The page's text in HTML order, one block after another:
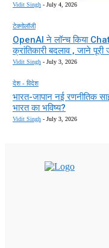
Vidit Singh - July 4, 2026
टेक्नोलॉजी
OpenAI ने लॉन्च किया
क्रांतिकारी बदलाव , जाने पूरी
Vidit Singh - July 3, 2026
देश - विदेश
भारत-जापान नई रणनीतिक
भारत का भविष्य?
Vidit Singh - July 3, 2026